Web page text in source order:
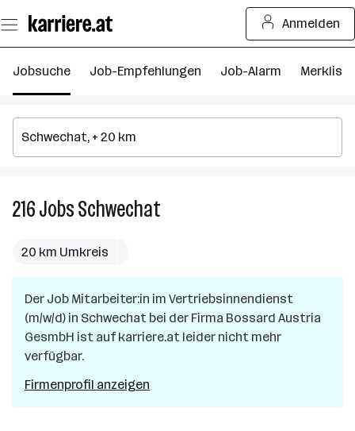
Seiteninhalt
springen
Anmelden
Jobsuche Job-Empfehlungen Job-Alarm Merkliste
216JobsSchwechat
20 km Umkreis
Der Job Mitarbeiter:in im Vertriebsinnendienst
(m/w/d) in Schwechat bei der Firma Bossard Austria
GesmbH ist auf karriere.at leider nicht mehr
verfügbar.
Firmenprofil anzeigen